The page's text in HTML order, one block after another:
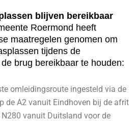
blijven bereikbaar
Roermond heeft
maatregelen genomen om
tijdens de
brug bereikbaar te houden:
omleidingsroute ingesteld via de
de A2 vanuit Eindhoven bij de afrit
N280 vanuit Duitsland voor de